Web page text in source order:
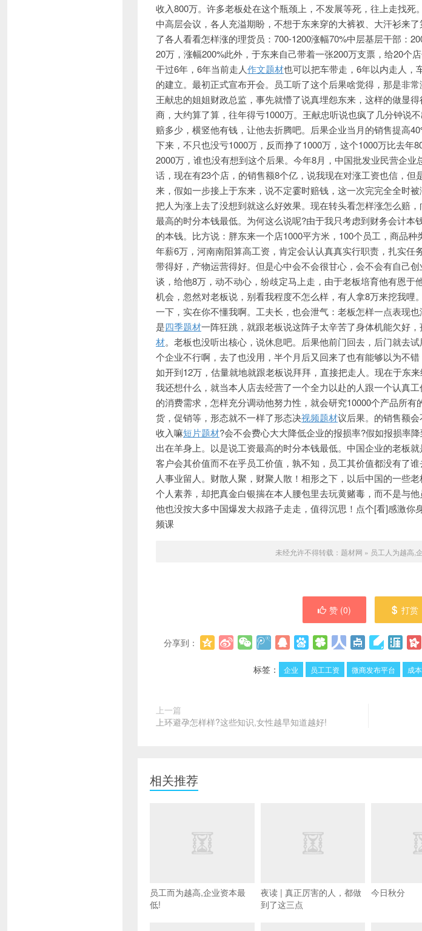
收入800万。许多老板处在这个瓶颈上，不发展等死，往上走找
中高层会议，各人充溢期盼，不想于东来穿的大裤衩、大汗衫来
了各人看看怎样涨的理货员：700-1200涨幅70%中层基层干部：
20万，涨幅200%此外，于东来自己带着一张200万支票，给20个
干过6年，6年当前走人作文题材也可以把车带走，6年以内走人，
的建立。最初正式宣布开会。员工听了这个后果啥觉得，那是非
王献忠的姐姐财政总监，事先就懵了说真埋怨东来，这样的做显
商，大约算了算，往年得亏1000万。王献忠听说也疯了几分钟说
赔多少，横竖他有钱，让他去折腾吧。后果企业当月的销售提高
下来，不只也没亏1000万，反而挣了1000万，这个1000万比去年
2000万，谁也没有想到这个后果。今年8月，中国批发业民营企
话，现在有23个店，的销售额8个亿，说我现在对涨工资也信，但
来，假如一步接上于东来，说不定霎时赔钱，这一次完完全全时
把人为涨上去了没想到就这么好效果。现在转头看怎样涨怎么赔
最高的时分本钱最低。为何这么说呢?由于我只考虑到财务会计本
的本钱。比方说：胖东来一个店1000平方米，100个员工，商品
年薪6万，河南南阳算高工资，肯定会认认真真实行职责，扎实任
带得好，产物运营得好。但是心中会不会很甘心，会不会有自己
谈，给他8万，动不动心，纷歧定马上走，由于老板培育他有恩于
机会，忽然对老板说，别看我程度不怎么样，有人拿8万来挖我哩
一下，实在你不懂我啊。工夫长，也会泄气：老板怎样一点表现
是四季题材一阵狂跳，就跟老板说这阵子太辛苦了身体机能欠好
材。老板也没听出核心，说休息吧。后果他前门回去，后门就去
个企业不行啊，去了也没用，半个月后又回来了也有能够以为不
如开到12万，估量就地就跟老板说拜拜，直接把走人。现在于东
我还想什么，就当本人店去经营了一个全力以赴的人跟一个认真
的消费需求，怎样充分调动他努力性，就会研究10000个产品所
货，促销等，形态就不一样了形态决视频题材议后果。的销售额
收入嘛短片题材?会不会费心大大降低企业的报损率?假如报损率
出在羊身上。以是说工资最高的时分本钱最低。中国企业的老板
客户会其价值而不在乎员工价值，孰不知，员工其价值都没有了
人事业留人。财散人聚，财聚人散！相形之下，以后中国的一些
个人素养，却把真金白银揣在本人腰包里去玩黄赌毒，而不是与
他也没按大多中国爆发大叔路子走走，值得沉思！点个[看]感激你
频课
未经允许不得转载： 题材网 » 员工人为越高,
赞 (0) 打赏
分享到：
标签： 企业 员工工资 微商发布平台 成本
上一篇
上环避孕怎样样?这些知识,女性越早知道越好!
相关推荐
员工而为越高,企业资本最
低!
夜读 | 真正厉害的人，都做
到了这三点
今日秋分